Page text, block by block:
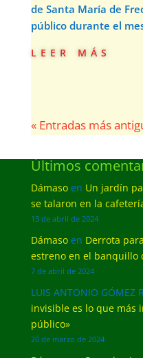
de Santa María de
público durante el
leer más
« Entradas más
Últimos
Dámasoen Un jardín
se talaron en la
13 de abril de 2024
Dámasoen Derrota
estreno en el banquillo
7 de abril de 2024
LUIS ANTONIO GÓMEZ
invisible es lo que más
público»
20 de marzo de 2024